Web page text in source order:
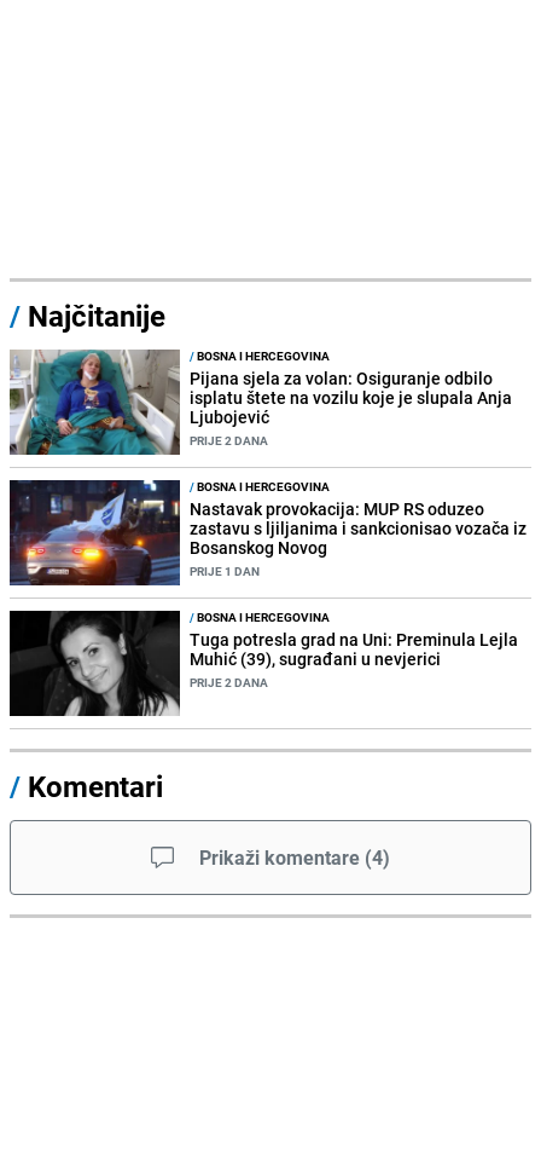
/ Najčitanije
/BOSNA I HERCEGOVINA
Pijana sjela za volan: Osiguranje odbilo
isplatu štete na vozilu koje je slupala Anja
Ljubojević
PRIJE 2 DANA
/BOSNA I HERCEGOVINA
Nastavak provokacija: MUP RS oduzeo
zastavu s ljiljanima i sankcionisao vozača iz
Bosanskog Novog
PRIJE 1 DAN
/BOSNA I HERCEGOVINA
Tuga potresla grad na Uni: Preminula Lejla
Muhić (39), sugrađani u nevjerici
PRIJE 2 DANA
/ Komentari
Prikaži komentare (4)